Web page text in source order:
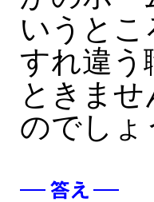
いうと
すれ違う
ときま
のでしょ